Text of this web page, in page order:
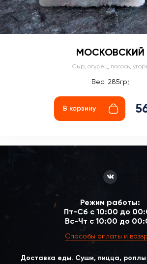
МОСКОВСКИЙ
Сыр, огурец, лосось,
Вес: 285гр;
В корзину
Доставка еды. Суши, пицца,
Режим работы:
Пт-Сб с 10:00 до
Вс-Чт с 10:00 до
Способы оплаты и